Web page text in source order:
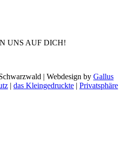
N UNS AUF DICH!
| Webdesign by Gallus
| das Kleingedruckte | Privatsphäre